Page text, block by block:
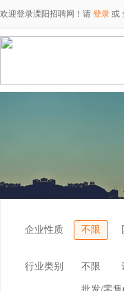
欢迎登录溧阳招聘网！请 登录 或
企业性质 不限
行业类别 不限